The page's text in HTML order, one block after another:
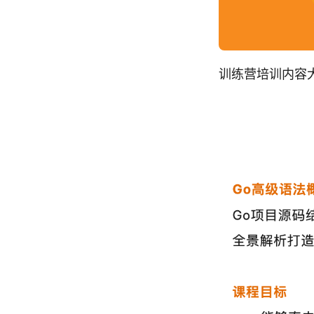
训练营培训内容